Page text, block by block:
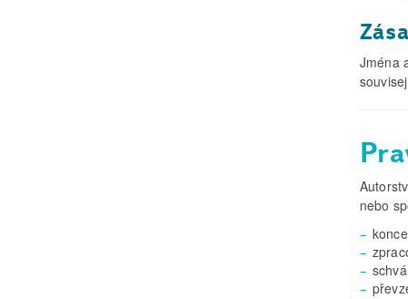
Jména
nebo